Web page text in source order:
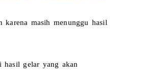
masih menunggu hasil
hasil gelar yang akan